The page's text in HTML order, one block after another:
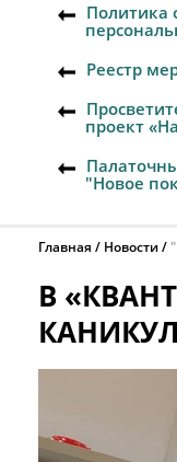
Политика
Реестр
проект
"Новое
Главная Новости
В